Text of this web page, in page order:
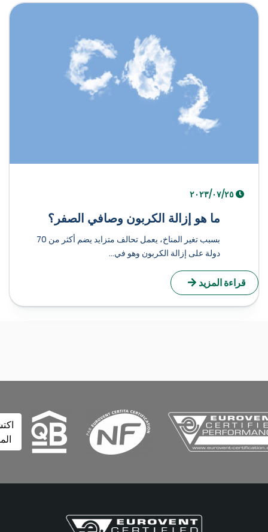
ما هو إزالة الكربون وصافي الصفر؟
بسبب تغير المناخ، يعمل تحالف متزايد يضم أكثر من 70
دولة على إزالة الكربون وهو في...
قراءة المزيد
اكتشف
المزيد